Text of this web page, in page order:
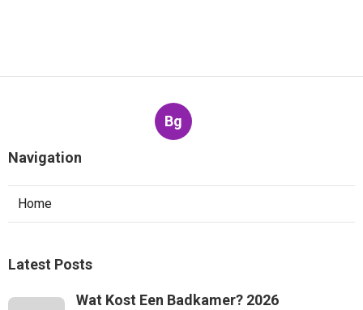
Bg
Navigation
Home
Latest Posts
Wat Kost Een Badkamer? 2026